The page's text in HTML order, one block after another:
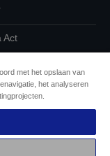
Act
met het opslaan van
het analyseren